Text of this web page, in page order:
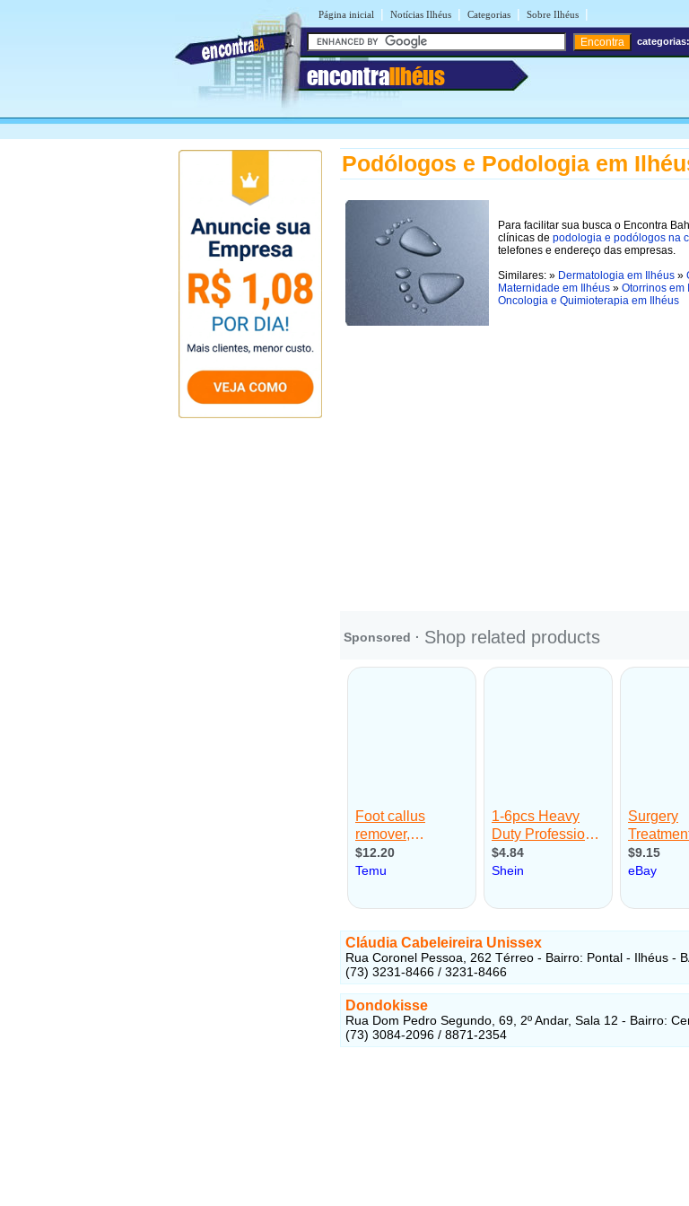
Página inicial | Notícias Ilhéus | Categorias | Sobre Ilhéus |
encontraIlhéus
categorias:
Podólogos e Podologia em
Para facilitar sua busca o Encontra
clínicas de podologia e podólogos na
telefones e endereço das empresas.
Similares: » Dermatologia em Ilhéus »
Maternidade em Ilhéus » Otorrinos em
Oncologia e Quimioterapia em Ilhéus
Cláudia Cabeleireira Unissex
Rua Coronel Pessoa, 262 Térreo - Bairro: Pontal - Ilhéus -
(73) 3231-8466 / 3231-8466
Dondokisse
Rua Dom Pedro Segundo, 69, 2º Andar, Sala 12 - Bairro:
(73) 3084-2096 / 8871-2354